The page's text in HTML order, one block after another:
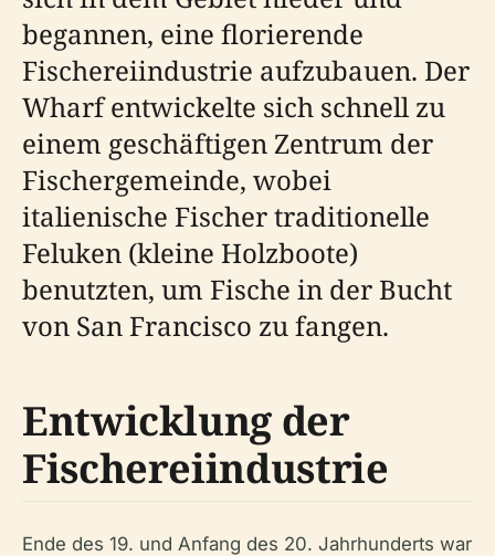
begannen, eine florierende
Fischereiindustrie aufzubauen. Der
Wharf entwickelte sich schnell zu
einem geschäftigen Zentrum der
Fischergemeinde, wobei
italienische Fischer traditionelle
Feluken (kleine Holzboote)
benutzten, um Fische in der Bucht
von San Francisco zu fangen.
Entwicklung der
Fischereiindustrie
Ende des 19. und Anfang des 20. Jahrhunderts war